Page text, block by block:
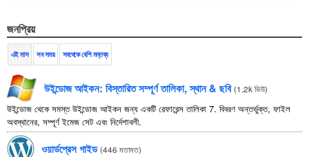
জনপ্রিয়
এই মাস সব সময় সবথেকে বেশি মন্তব্য
উইন্ডোজ আইকন: বিস্তারিত সম্পূর্ণ তালিকা, স্থান & ছবি (1.2k ভিউ)
উইন্ডোজ থেকে সমস্ত উইন্ডোজ আইকন জন্য একটি রেফারেন্স তালিকা 7. বিবরণ অন্তর্ভুক্ত, ফাইল
অবস্থানের, সম্পূর্ণ ইমেজ সেট এবং নির্দেশাবলী.
ওয়ার্ডপ্রেস গাইড (446 মতামত)